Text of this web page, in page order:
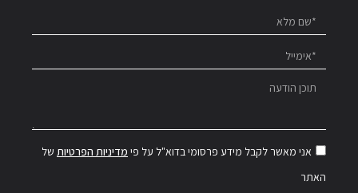
אני מאשר לקבל מידע פרסומי בדוא"ל על פי מדיניות הפרטיות של
האתר